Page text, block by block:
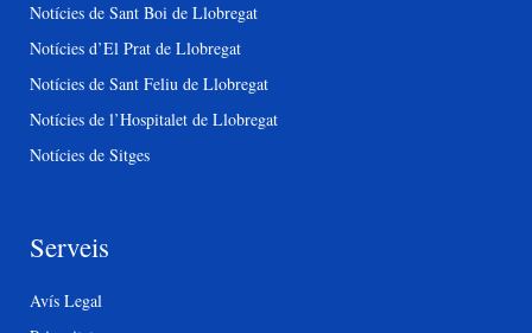
Notícies de Sant Boi de Llobregat
Notícies d’El Prat de Llobregat
Notícies de Sant Feliu de Llobregat
Notícies de l’Hospitalet de Llobregat
Notícies de Sitges
Serveis
Avís Legal